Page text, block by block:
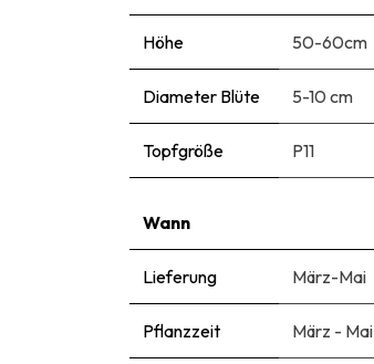
Höhe 50-60cm
Diameter Blüte 5-10 cm
Topfgröße P11
Wann
Lieferung März-Mai
Pflanzzeit März - Mai